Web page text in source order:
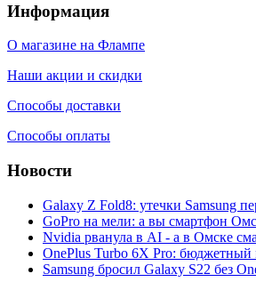
Информация
О магазине на Флампе
Наши акции и скидки
Способы доставки
Способы оплаты
Новости
Galaxy Z Fold8: утечки Samsung
GoPro на мели: а вы смартфон
Nvidia рванула в AI - а в Омске
OnePlus Turbo 6X Pro:
Samsung бросил Galaxy S22 без